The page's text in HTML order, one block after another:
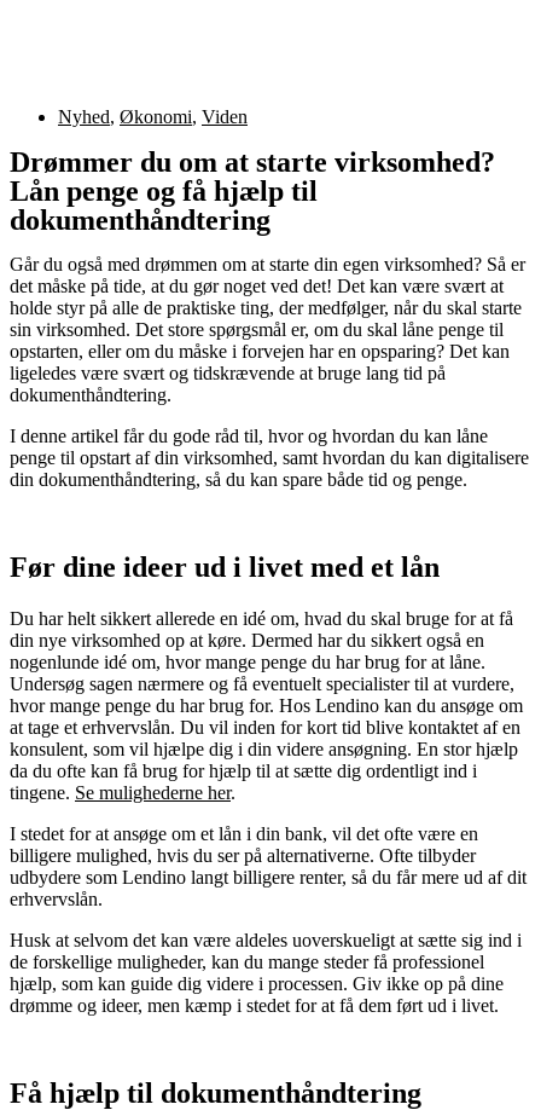
Nyhed, Økonomi, Viden
Drømmer du om at starte virksomhed?
Lån penge og få hjælp til
dokumenthåndtering
Går du også med drømmen om at starte din egen virksomhed? Så er
det måske på tide, at du gør noget ved det! Det kan være svært at
holde styr på alle de praktiske ting, der medfølger, når du skal starte
sin virksomhed. Det store spørgsmål er, om du skal låne penge til
opstarten, eller om du måske i forvejen har en opsparing? Det kan
ligeledes være svært og tidskrævende at bruge lang tid på
dokumenthåndtering.
I denne artikel får du gode råd til, hvor og hvordan du kan låne
penge til opstart af din virksomhed, samt hvordan du kan digitalisere
din dokumenthåndtering, så du kan spare både tid og penge.
Før dine ideer ud i livet med et lån
Du har helt sikkert allerede en idé om, hvad du skal bruge for at få
din nye virksomhed op at køre. Dermed har du sikkert også en
nogenlunde idé om, hvor mange penge du har brug for at låne.
Undersøg sagen nærmere og få eventuelt specialister til at vurdere,
hvor mange penge du har brug for. Hos Lendino kan du ansøge om
at tage et erhvervslån. Du vil inden for kort tid blive kontaktet af en
konsulent, som vil hjælpe dig i din videre ansøgning. En stor hjælp
da du ofte kan få brug for hjælp til at sætte dig ordentligt ind i
tingene. Se mulighederne her.
I stedet for at ansøge om et lån i din bank, vil det ofte være en
billigere mulighed, hvis du ser på alternativerne. Ofte tilbyder
udbydere som Lendino langt billigere renter, så du får mere ud af dit
erhvervslån.
Husk at selvom det kan være aldeles uoverskueligt at sætte sig ind i
de forskellige muligheder, kan du mange steder få professionel
hjælp, som kan guide dig videre i processen. Giv ikke op på dine
drømme og ideer, men kæmp i stedet for at få dem ført ud i livet.
Få hjælp til dokumenthåndtering